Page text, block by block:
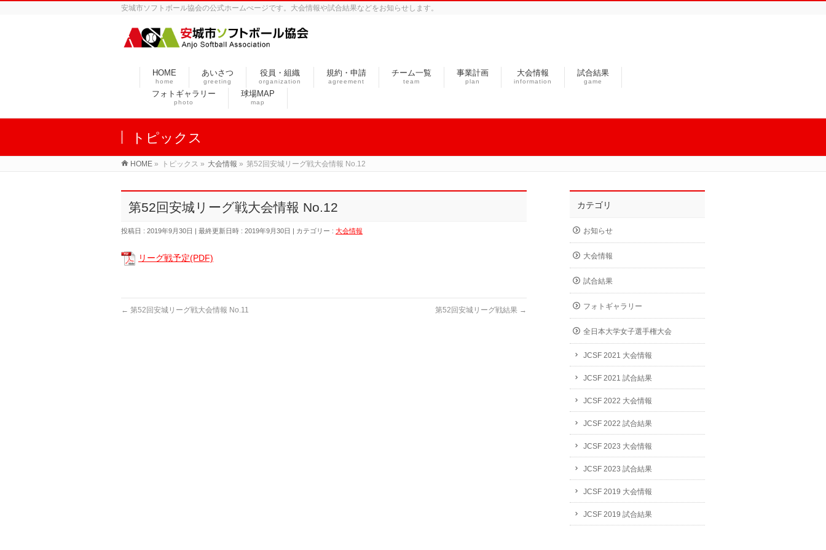
安城市ソフトボール協会の公式ホームぺージです。大会情報や試合結果などをお知らせします。
HOME
home
あいさつ
greeting
役員・組織
organization
規約・申請
agreement
チーム一覧
team
事業計画
plan
大会情報
information
試合結果
game
フォトギャラリー
photo
球場MAP
map
トピックス
HOME » トピックス » 大会情報 » 第52回安城リーグ戦大会情報 No.12
第52回安城リーグ戦大会情報 No.12
投稿日 : 2019年9月30日 最終更新日時 : 2019年9月30日 カテゴリー : 大会情報
リーグ戦予定(PDF)
← 第52回安城リーグ戦大会情報 No.11 第52回安城リーグ戦結果 →
カテゴリ
お知らせ
大会情報
試合結果
フォトギャラリー
全日本大学女子選手権大会
JCSF 2021 大会情報
JCSF 2021 試合結果
JCSF 2022 大会情報
JCSF 2022 試合結果
JCSF 2023 大会情報
JCSF 2023 試合結果
JCSF 2019 大会情報
JCSF 2019 試合結果